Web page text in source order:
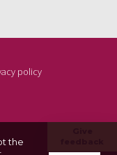
policy
the